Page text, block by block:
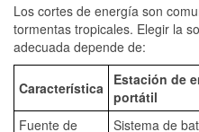
Los cortes de energía son
tormentas tropicales. Elegir la
adecuada depende de:
Característica
Estación de
portátil
Fuente de Sistema de